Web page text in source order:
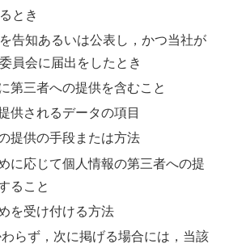
とき
告知あるいは公表し，かつ当社が
員会に届出をしたとき
第三者への提供を含むこと
供されるデータの項目
提供の手段または方法
に応じて個人情報の第三者への提
ること
を受け付ける方法
らず，次に掲げる場合には，当該